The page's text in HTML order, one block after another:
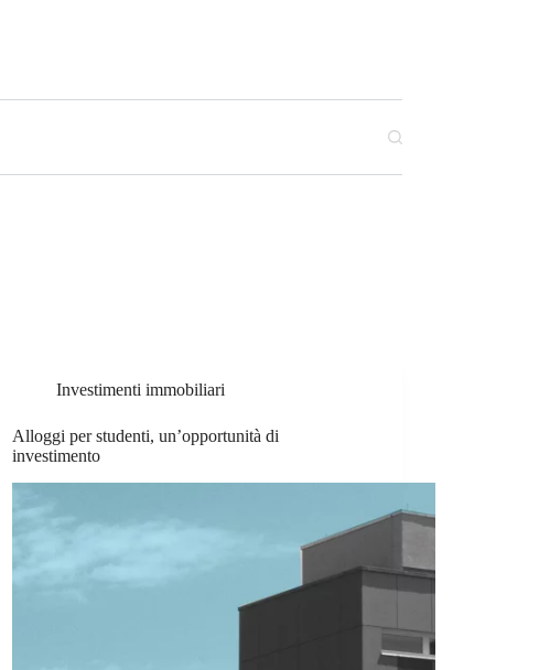
Investimenti immobiliari
Alloggi per studenti, un’opportunità di
investimento